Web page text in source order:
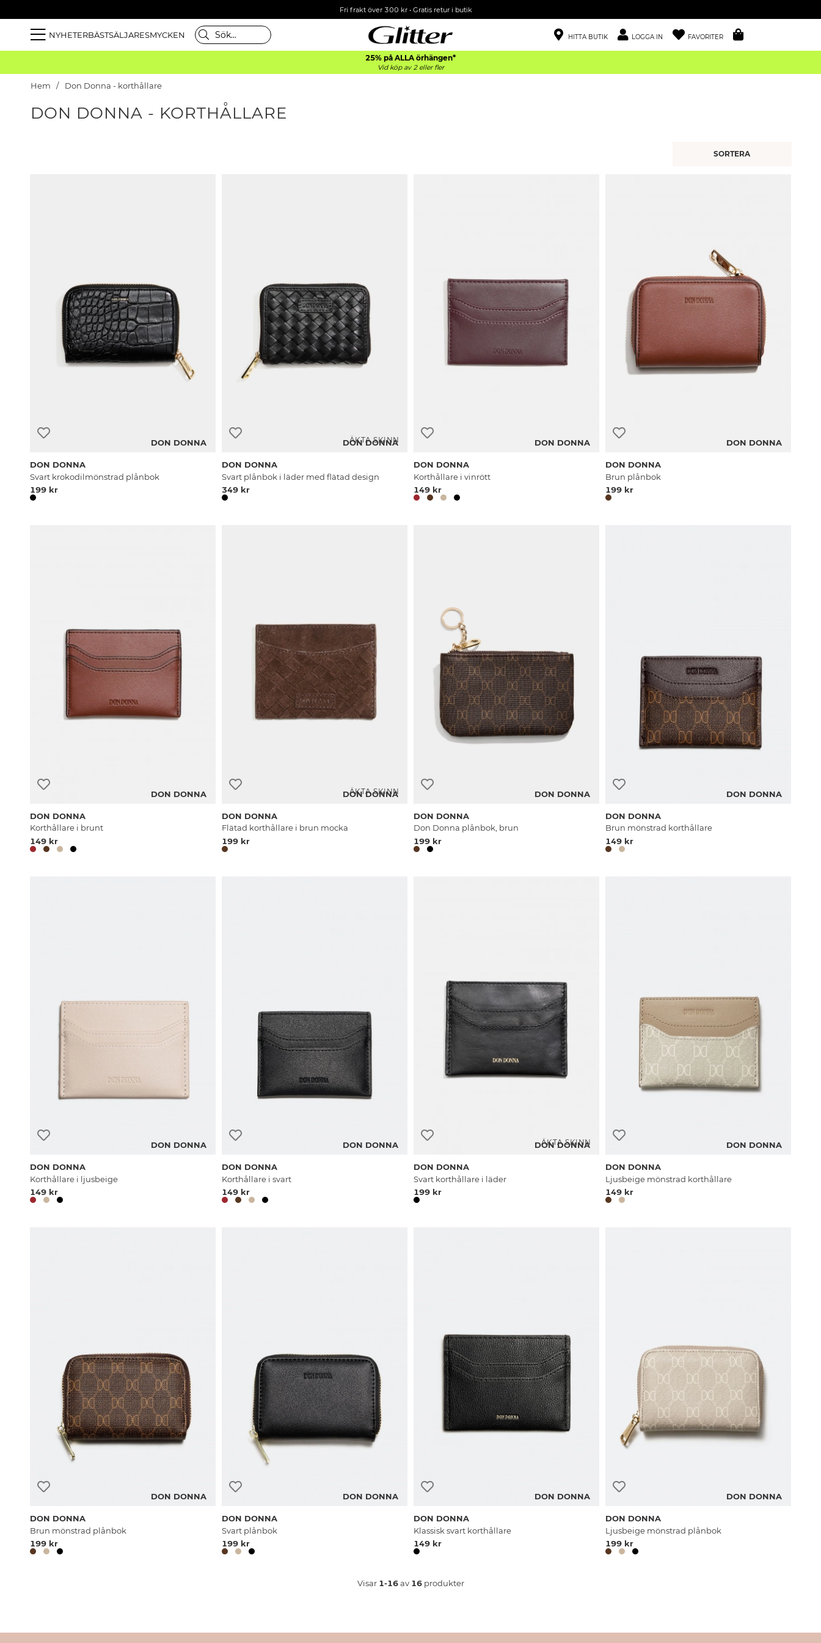
Fri frakt över 300 kr• Gratis retur i butik
NYHETERBÄSTSÄLJARESMYCKEN HITTA BUTIK LOGGA IN FAVORITER
25% på ALLA örhängen*
Vid köp av 2 eller fler
Hem Don Donna - korthållare
DON DONNA - KORTHÅLLARE
DON DONNA
DON DONNA
Svart krokodilmönstrad plånbok
199 kr
DON DONNA
ÄKTA SKINN
DON DONNA
Svart plånbok i läder med flätad design
349 kr
DON DONNA
DON DONNA
Korthållare i vinrött
149 kr
DON DONNA
DON DONNA
Brun plånbok
199 kr
DON DONNA
DON DONNA
Korthållare i brunt
149 kr
DON DONNA
ÄKTA SKINN
DON DONNA
Flätad korthållare i brun mocka
199 kr
DON DONNA
DON DONNA
Don Donna plånbok, brun
199 kr
DON DONNA
DON DONNA
Brun mönstrad korthållare
149 kr
DON DONNA
DON DONNA
Korthållare i ljusbeige
149 kr
DON DONNA
DON DONNA
Korthållare i svart
149 kr
DON DONNA
ÄKTA SKINN
DON DONNA
Svart korthållare i läder
199 kr
DON DONNA
DON DONNA
Ljusbeige mönstrad korthållare
149 kr
DON DONNA
DON DONNA
Brun mönstrad plånbok
199 kr
DON DONNA
DON DONNA
Svart plånbok
199 kr
DON DONNA
DON DONNA
Klassisk svart korthållare
149 kr
DON DONNA
DON DONNA
Ljusbeige mönstrad plånbok
199 kr
Visar 1-16av 16produkter